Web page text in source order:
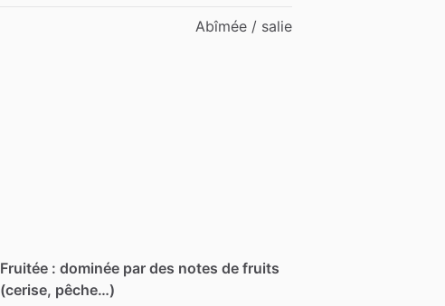
Abîmée / salie
Fruitée : dominée par des notes de fruits
(cerise, pêche…)